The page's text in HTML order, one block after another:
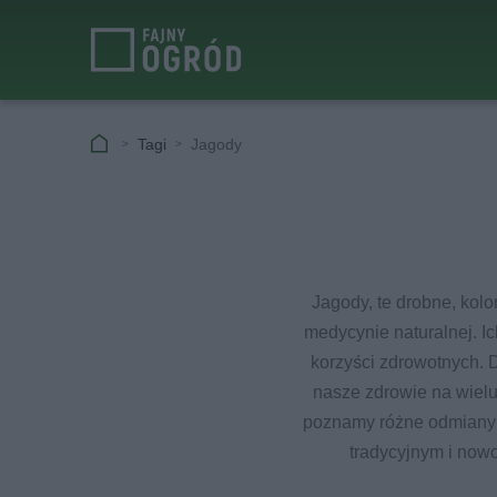
Tagi Jagody
Jagody, te drobne,
medycynie naturalnej.
korzyści zdrowotnych.
nasze zdrowie na
poznamy różne
tradycyjnym i